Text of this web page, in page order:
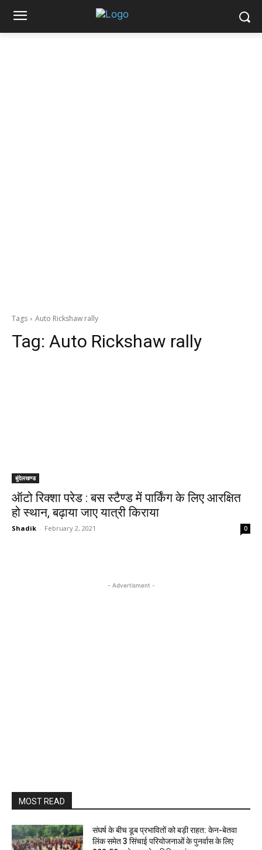
Tags Auto Rickshaw rally
Tag: Auto Rickshaw rally
बुंदेलखण्ड
ऑटो रिक्शा परेड : बस स्टैण्ड में पार्किंग के लिए आरक्षित
हो स्थान, बढ़ाया जाए यात्री किराया
Shadik - February 2, 2021 0
- Advertisment -
MOST READ
संघर्ष के बीच डूब प्रभावितों को बड़ी राहत: केन-बेतवा
लिंक समेत 3 सिंचाई परियोजनाओं के पुनर्वास के लिए